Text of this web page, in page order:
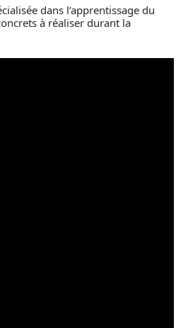
dans l’apprentissage du
à réaliser durant la